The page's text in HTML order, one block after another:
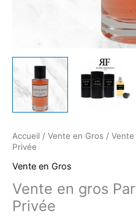
Accueil / Vente en Gros / Vente
Privée
Vente en Gros
Vente en gros
Privée